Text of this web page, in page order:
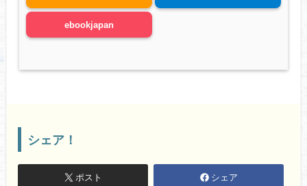
ebookjapan
シェア！
ポスト シェア